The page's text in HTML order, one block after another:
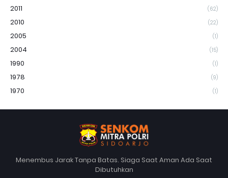
2011 (62)
2010 (22)
2005 (1)
2004 (15)
1990 (1)
1978 (9)
1970 (1)
Menembus Jarak Tanpa Batas. Siaga Saat Aman Ada Saat
Dibutuhkan